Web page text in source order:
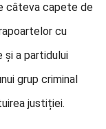
câteva capete de
cu
și a partidului
grup criminal
justiției.